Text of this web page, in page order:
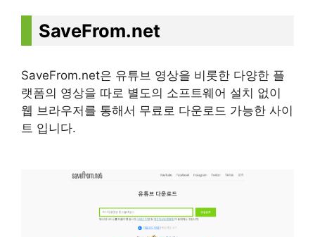
SaveFrom.net
SaveFrom.net은 유튜브 영상을 비롯한 다양한 플
랫폼의 영상을 따로 별도의 소프트웨어 설치 없이
웹 브라우저를 통해서 무료로 다운로드 가능한 사이
트 입니다.